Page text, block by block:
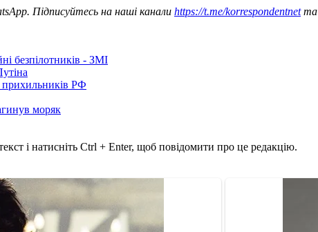
Підписуйтесь на наші канали https://t.me/korrespondentnetта
безпілотників - ЗМІ
прихильників РФ
моряк
і натисніть Ctrl + Enter, щоб повідомити про це редакцію.